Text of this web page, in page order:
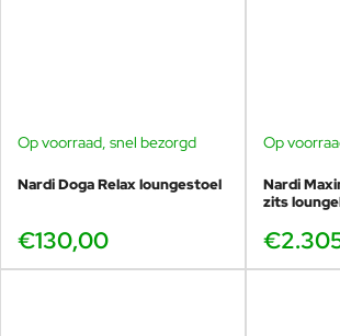
Op voorraad, snel bezorgd
Nardi Doga Relax loungestoel
€130,00
Op
Nardi
zits